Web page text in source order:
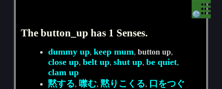
The button_up has 1 Senses.
dummy up,keep mum,button up,
close up,belt up,shut up,be quiet,
clam up
黙する, 噤む,黙りこくる, 口をつぐ